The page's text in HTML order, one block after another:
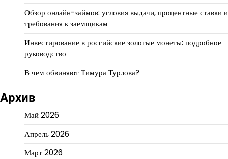
Обзор онлайн-займов: условия выдачи, процентные ставки и
требования к заемщикам
Инвестирование в российские золотые монеты: подробное
руководство
В чем обвиняют Тимура Турлова?
Архив
Май 2026
Апрель 2026
Март 2026